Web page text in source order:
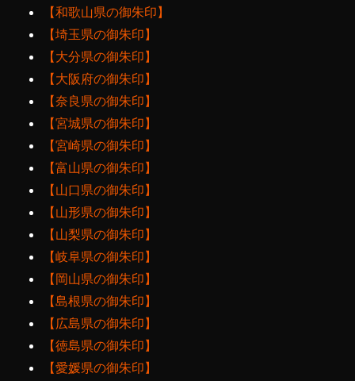
【和歌山県の御朱印】
【埼玉県の御朱印】
【大分県の御朱印】
【大阪府の御朱印】
【奈良県の御朱印】
【宮城県の御朱印】
【宮崎県の御朱印】
【富山県の御朱印】
【山口県の御朱印】
【山形県の御朱印】
【山梨県の御朱印】
【岐阜県の御朱印】
【岡山県の御朱印】
【島根県の御朱印】
【広島県の御朱印】
【徳島県の御朱印】
【愛媛県の御朱印】